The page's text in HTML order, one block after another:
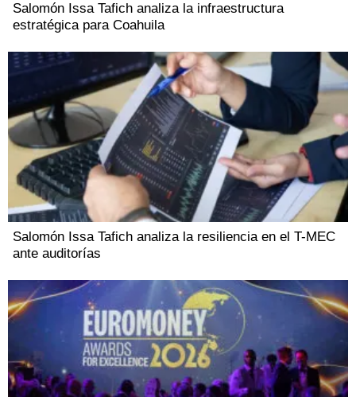
Salomón Issa Tafich analiza la infraestructura
estratégica para Coahuila
Salomón Issa Tafich analiza la resiliencia en el T-MEC
ante auditorías